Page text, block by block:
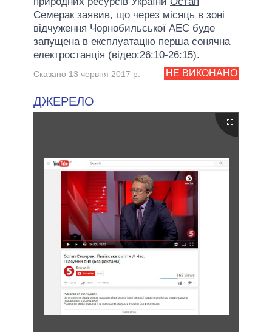
Семеракзаявив, що через місяць в зоні
відчуження Чорнобильської АЕС буде
запущена в експлуатацію перша сонячна
електростанція (відео:26:10-26:15).
НЕ ВИКОНАНО
Сказано 13 червня 2017 р.
ДЖЕРЕЛО